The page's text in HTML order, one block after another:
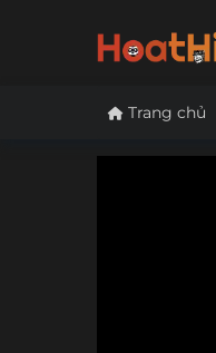
Trang chủ